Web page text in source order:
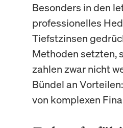
Besonders in den
professionelles
Tiefstzinsen
Methoden setzten,
zahlen zwar nicht
Bündel an
von komplexen